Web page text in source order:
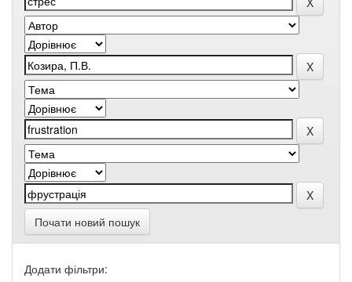
Почати новий пошук
Додати фільтри: